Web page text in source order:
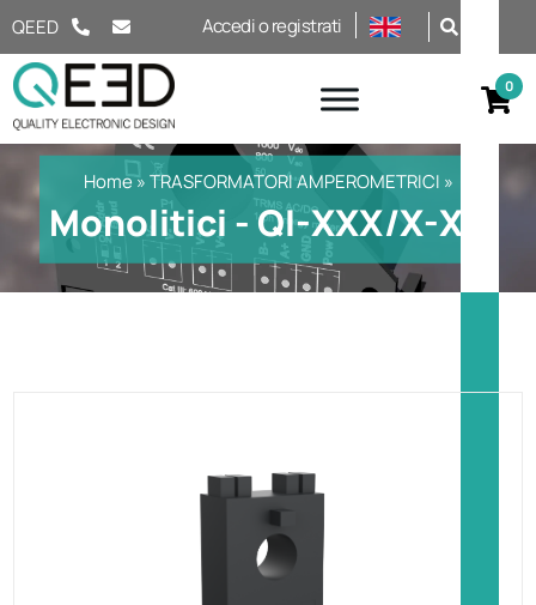
QEED Accedi o registrati
Home»TRASFORMATORI AMPEROMETRICI »
Monolitici - QI-XXX/X-XX